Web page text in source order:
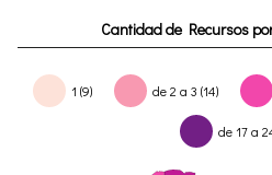
Cantidad de Recursos
1 (9) de 2 a 3 (14)
de 17 a